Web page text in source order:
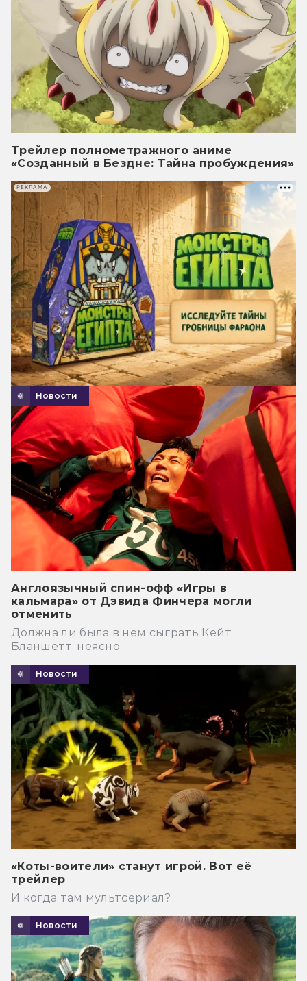
Трейлер полнометражного аниме
«Созданный в Бездне: Тайна пробуждения»
Новости
Англоязычный спин-офф «Игры в
кальмара» от Дэвида Финчера могли
отменить
Должна ли была в нем сыграть Кейт
Бланшетт, неясно.
Новости
«Коты-воители» станут игрой. Вот её
трейлер
И когда там мультсериал?
Новости
РЕКЛАМА